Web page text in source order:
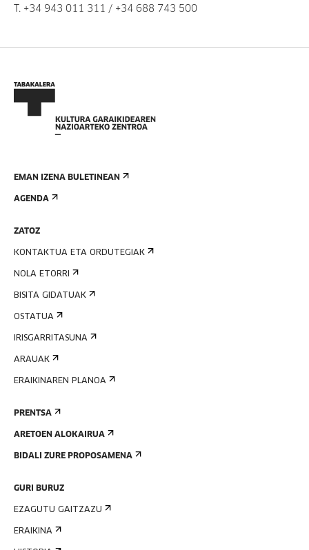
T. +34 943 011 311 / +34 688 743 500
EMAN IZENA BULETINEAN
AGENDA
ZATOZ
KONTAKTUA ETA ORDUTEGIAK
NOLA ETORRI
BISITA GIDATUAK
OSTATUA
IRISGARRITASUNA
ARAUAK
ERAIKINAREN PLANOA
PRENTSA
ARETOEN ALOKAIRUA
BIDALI ZURE PROPOSAMENA
GURI BURUZ
EZAGUTU GAITZAZU
ERAIKINA